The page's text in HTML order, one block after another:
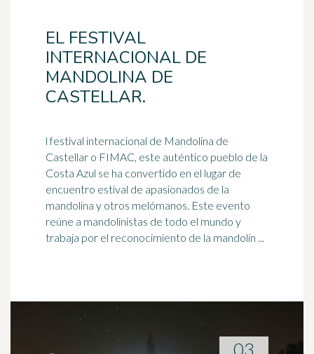
EL FESTIVAL
INTERNACIONAL DE
MANDOLINA DE
CASTELLAR.
l festival internacional de Mandolina de
Castellar o FIMAC, este auténtico pueblo de la
Costa Azul se ha convertido en el lugar de
encuentro estival de apasionados de la
mandolina y otros melómanos. Este evento
reúne a mandolinistas de todo el mundo y
trabaja por el reconocimiento de la mandolin ...
03